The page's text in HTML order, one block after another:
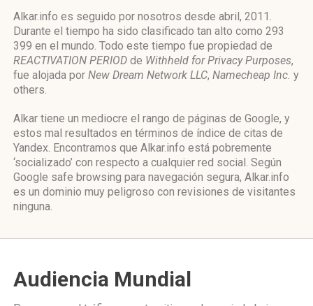
Alkar.info es seguido por nosotros desde abril, 2011.
Durante el tiempo ha sido clasificado tan alto como 293
399 en el mundo. Todo este tiempo fue propiedad de
REACTIVATION PERIOD de Withheld for Privacy Purposes,
fue alojada por New Dream Network LLC, Namecheap Inc. y
others.
Alkar tiene un mediocre el rango de páginas de Google, y
estos mal resultados en términos de índice de citas de
Yandex. Encontramos que Alkar.info está pobremente
‘socializado’ con respecto a cualquier red social. Según
Google safe browsing para navegación segura, Alkar.info
es un dominio muy peligroso con revisiones de visitantes
ninguna.
Audiencia Mundial